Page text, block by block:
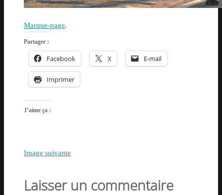
Marque-page.
Partager :
Facebook X E-mail
Imprimer
J’aime ça :
Image suivante
Laisser un commentaire